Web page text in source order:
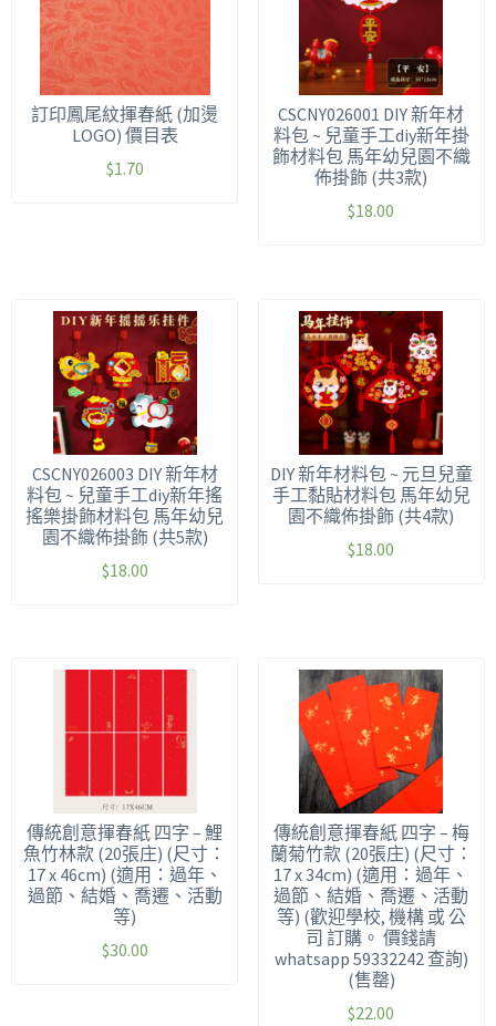
訂印鳳尾紋揮春紙 (加燙
LOGO) 價目表
$1.70
CSCNY026001 DIY 新年材
料包 ~ 兒童手工diy新年掛
飾材料包 馬年幼兒園不織
佈掛飾 (共3款)
$18.00
CSCNY026003 DIY 新年材
料包 ~ 兒童手工diy新年搖
搖樂掛飾材料包 馬年幼兒
園不織佈掛飾 (共5款)
$18.00
DIY 新年材料包 ~ 元旦兒童
手工黏貼材料包 馬年幼兒
園不織佈掛飾 (共4款)
$18.00
傳統創意揮春紙 四字 – 鯉
魚竹林款 (20張庄) (尺寸：
17 x 46cm) (適用：過年、
過節、結婚、喬遷、活動
等)
$30.00
傳統創意揮春紙 四字 – 梅
蘭菊竹款 (20張庄) (尺寸：
17 x 34cm) (適用：過年、
過節、結婚、喬遷、活動
等) (歡迎學校, 機構 或 公
司 訂購。 價錢請
whatsapp 59332242 查詢)
(售罄)
$22.00